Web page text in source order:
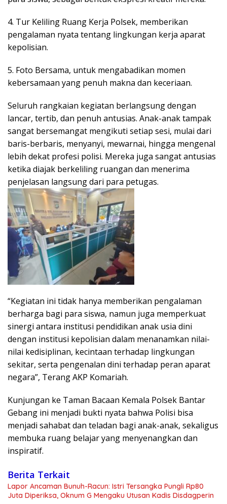
4. Tur Keliling Ruang Kerja Polsek, memberikan
pengalaman nyata tentang lingkungan kerja aparat
kepolisian.
5. Foto Bersama, untuk mengabadikan momen
kebersamaan yang penuh makna dan keceriaan.
Seluruh rangkaian kegiatan berlangsung dengan
lancar, tertib, dan penuh antusias. Anak-anak tampak
sangat bersemangat mengikuti setiap sesi, mulai dari
baris-berbaris, menyanyi, mewarnai, hingga mengenal
lebih dekat profesi polisi. Mereka juga sangat antusias
ketika diajak berkeliling ruangan dan menerima
penjelasan langsung dari para petugas.
“Kegiatan ini tidak hanya memberikan pengalaman
berharga bagi para siswa, namun juga memperkuat
sinergi antara institusi pendidikan anak usia dini
dengan institusi kepolisian dalam menanamkan nilai-
nilai kedisiplinan, kecintaan terhadap lingkungan
sekitar, serta pengenalan dini terhadap peran aparat
negara”, Terang AKP Komariah.
Kunjungan ke Taman Bacaan Kemala Polsek Bantar
Gebang ini menjadi bukti nyata bahwa Polisi bisa
menjadi sahabat dan teladan bagi anak-anak, sekaligus
membuka ruang belajar yang menyenangkan dan
inspiratif.
Berita Terkait
Lapor Ancaman Bunuh-Racun: Istri Tersangka Pungli Rp80
Juta Diperiksa, Oknum G Mengaku Utusan Kadis Disdagperin